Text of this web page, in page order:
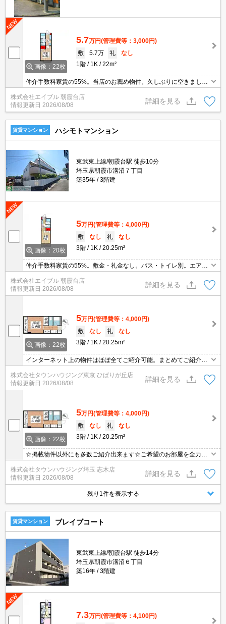
画像：22枚
5.7万円(管理費等：3,000円)
敷
5.7万 礼
なし
1階
1K 22m²
仲介手数料家賃の55%。当店のお薦め物件。久しぶりに空きまし
た。魅力的な賃料。礼金なし。経済的な都市ガス使用。ガスコンロ
設置可。独立洗面台。室内洗濯機置場。エアコン付き。生活環境良
好。
株式会社エイブル 朝霞台店
情報更新日 2026/08/08
詳細を見る
賃貸マンション ハシモトマンション
東武東上線/朝霞台駅 徒歩10分
埼玉県朝霞市溝沼７丁目
築35年
3階建
画像：20枚
5万円(管理費等：4,000円)
敷
なし 礼
なし
3階
1K 20.25m²
仲介手数料家賃の55%。敷金・礼金なし。バス・トイレ別。エアコ
ン付き。光ファイバー対応。室内洗濯機置場。日当たり良好。閑静
な住宅街。ヤオコーへ450m。
株式会社エイブル 朝霞台店
情報更新日 2026/08/08
詳細を見る
画像：22枚
5万円(管理費等：4,000円)
敷
なし 礼
なし
3階
1K 20.25m²
インターネット上の物件はほぼ全てご紹介可能。まとめてご紹介致
します。お気軽にお問合せください。お部屋探しは情報量地域ナン
バー1のタウンハウジングまで。
株式会社タウンハウジング東京 ひばりが丘店
情報更新日 2026/08/08
詳細を見る
画像：22枚
5万円(管理費等：4,000円)
敷
なし 礼
なし
3階
1K 20.25m²
☆掲載物件以外にも多数ご紹介出来ます☆ご希望のお部屋を全力で
お探しさせて頂きます♪
株式会社タウンハウジング埼玉 志木店
情報更新日 2026/08/08
詳細を見る
残り1件を表示する
賃貸マンション ブレイブコート
東武東上線/朝霞台駅 徒歩14分
埼玉県朝霞市溝沼６丁目
築16年
3階建
7.3万円(管理費等：4,100円)